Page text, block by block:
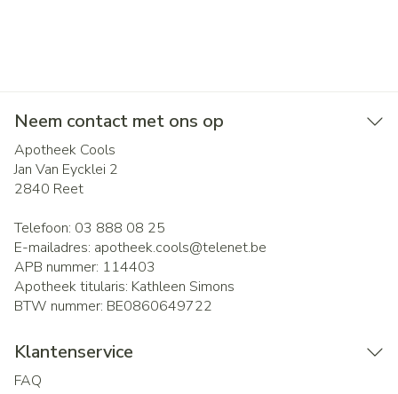
Neem contact met ons op
Apotheek Cools
Jan Van Eycklei 2
2840 Reet
Telefoon: 03 888 08 25
E-mailadres: apotheek.cools@telenet.be
APB nummer: 114403
Apotheek titularis: Kathleen Simons
BTW nummer: BE0860649722
Klantenservice
FAQ